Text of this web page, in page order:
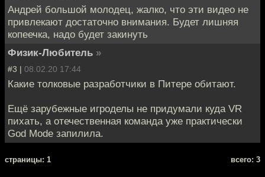
Андрей большой молодец, жалко, что эти видео не
привлекают достаточно внимания. Будет лишняя
копеечка, надо будет закинуть
Физик-Любитель »
#3 | 08.02.20 17:44
Какие толковые разработчики в Питере обитают.
Ещё зарубежные игроделы не придумали куда VR
пихать, а отечественная команда уже практически
God Mode запилила.
cтраницы: 1 всего: 3